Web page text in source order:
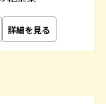
詳細を見る